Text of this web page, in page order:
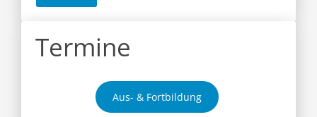
Termine
Aus- & Fortbildung